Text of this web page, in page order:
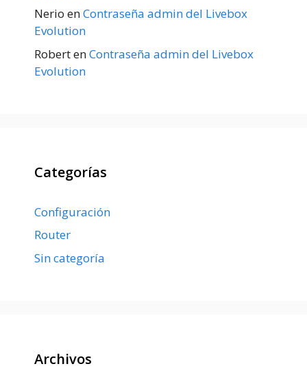
Nerio enContraseña admin del Livebox
Evolution
RobertenContraseña admin del Livebox
Evolution
Categorías
Configuración
Router
Sin categoría
Archivos